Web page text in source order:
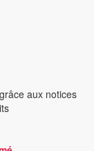
aux notices